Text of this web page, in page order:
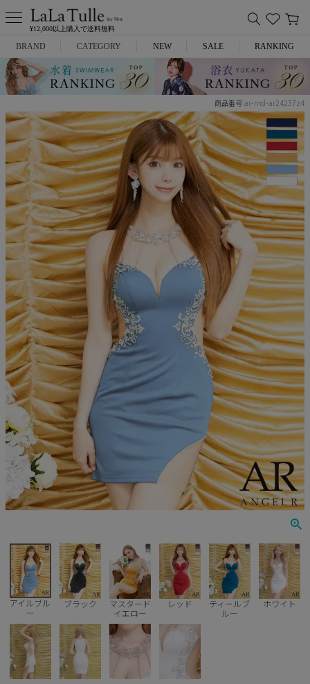
¥12,000以上購入で送料無料
BRAND
Anella
ROBE de FLEURS
Glossy
DEA.
ANIER.
ANGEL R
Veautt
PURESS
Andy
GLAMOROUS
IRMA
JENNNY
COMEX
Rechercher
Pleaser
CATEGORY
ミニドレス
ロングドレス
キャバヒール
スーツ
アウター
バッグ
ランジェリー
コスプレ
水着
浴衣
NEW SALE RANKING
商品番号 ar-md-ar24237z4
アイルブル
ー
ブラック
マスタード
イエロー
レッド
ティールブ
ルー
ホワイト